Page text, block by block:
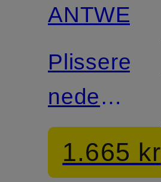
ANTWERP
Plisseret
nederdel
i
læderlook
1.665 kr